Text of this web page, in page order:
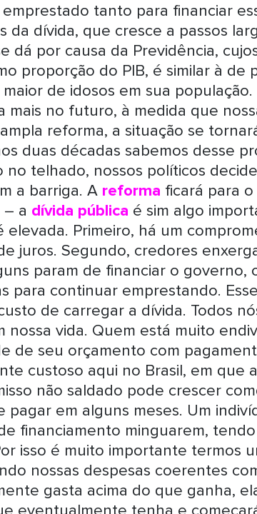
emprestado tanto para financiar
da dívida, que cresce a passos
dá por causa da Previdência,
proporção do PIB, é similar à de
de idosos em sua
mais no futuro, à medida que
reforma, a situação se
duas décadas sabemos desse
no telhado, nossos políticos
a barriga. A reforma ficará para
a dívida pública é sim algo
elevada. Primeiro, há um
juros. Segundo, credores
param de financiar o governo,
para continuar emprestando.
de carregar a dívida. Todos
nossa vida. Quem está muito
de seu orçamento com
custoso aqui no Brasil, em que
não saldado pode crescer
pagar em alguns meses. Um
financiamento minguarem,
isso é muito importante termos
nossas despesas coerentes
gasta acima do que ganha,